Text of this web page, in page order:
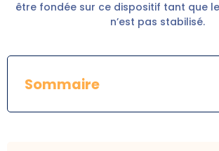
être fondée sur ce dispositif tant que
n’est pas stabilisé.
Sommaire